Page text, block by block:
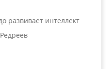
развивает интеллект